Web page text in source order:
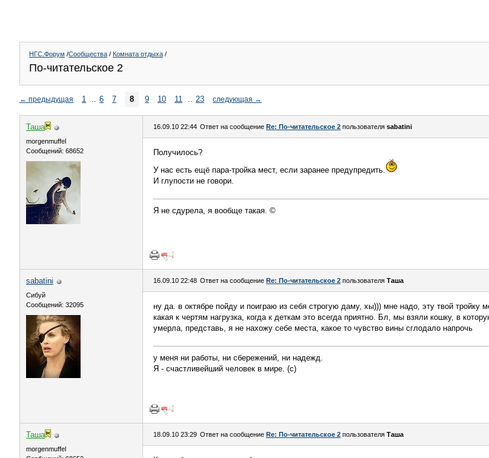
НГС.Форум /Сообщества / Комната отдыха /
По-читательское 2
← предыдущая 1 .. 6 7 8 9 10 11 .. 23 следующая →
Таша
morgenmuffel
Сообщений: 68652
16.09.10 22:44 Ответ на сообщение Re: По-читательское 2 пользователя sabatini
Получилось?
У нас есть ещё пара-тройка мест, если заранее предупредить.
И глупости не говори.
Я не сдурела, я вообще такая. ©
sabatini
Сибуй
Сообщений: 32095
16.09.10 22:48 Ответ на сообщение Re: По-читательское 2 пользователя Таша
ну да. в октябре пойду и поиграю из себя строгую даму, хы))) мне надо, эту твой тройку
какая к чертям нагрузка, когда к деткам это всегда приятно. Бл, мы взяли кошку, в
умерла, представь, я не нахожу себе места, какое то чувство вины сглодало напрочь
у меня ни работы, ни сбережений, ни надежд.
Я - счастливейший человек в мире. (с)
Таша
morgenmuffel
18.09.10 23:29 Ответ на сообщение Re: По-читательское 2 пользователя Таша